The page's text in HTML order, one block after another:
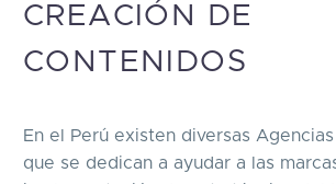
CREACIÓN DE
CONTENIDOS
En el Perú existen diversas
que se dedican a ayudar a las